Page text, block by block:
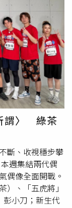
原本休閒感很
邊拖鞋變成時
加入荷葉邊鞋帶
，整雙鞋像把北
只是好看，
，還帶有可回
）Melissa X
另一波讓少女心
聯名系列。
結，根本像童
現在最流行的
）「羅馬T字
既有學院感，又
鋸齒厚底與雙
會直接愛上。不
妹、酷妹甚至
版。（圖／品牌
謂〉 綠茶
斷、收視穩步攀
週集結兩代偶
偶像全面開戰。
）、「五虎將」
彭小刀；新生代